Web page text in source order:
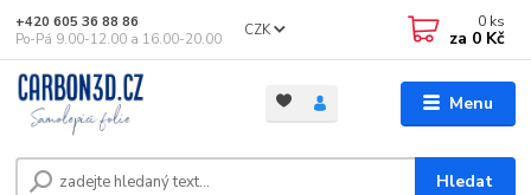
Menu
CZK
Hledat
+420 605 36 88 86
Po-Pá 9.00-12.00 a 16.00-20.00
0 ks
za 0 Kč